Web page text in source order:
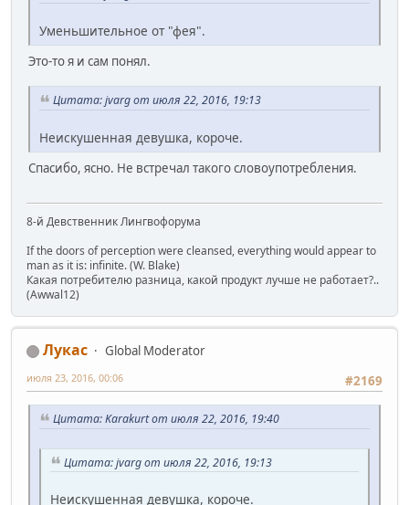
Уменьшительное от "фея".
Это-то я и сам понял.
Цитата: jvarg от июля 22, 2016, 19:13
Неискушенная девушка, короче.
Спасибо, ясно. Не встречал такого словоупотребления.
8-й Девственник Лингвофорума
If the doors of perception were cleansed, everything would appear to
man as it is: infinite. (W. Blake)
Какая потребителю разница, какой продукт лучше не работает?..
(Awwal12)
Лукас
Global Moderator
#2169
июля 23, 2016, 00:06
Цитата: Karakurt от июля 22, 2016, 19:40
Цитата: jvarg от июля 22, 2016, 19:13
Неискушенная девушка, короче.